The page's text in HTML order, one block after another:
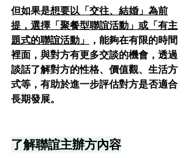
但如果是想要以「交往、結婚」為前
提，選擇「聚餐型聯誼活動」或「有主
題式的聯誼活動」
，能夠在有限的時間
裡面，與對方有更多交談的機會，透過
談話了解對方的性格、價值觀、生活方
式等，有助於進一步評估對方是否適合
長期發展。
了解聯誼主辦方內容